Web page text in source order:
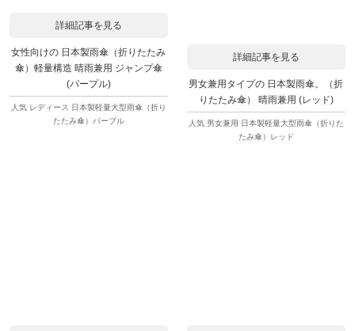
詳細記事を見る
女性向けの 日本製雨傘（折りたたみ
傘）軽量構造 晴雨兼用 ジャンプ傘
(パープル)
人気 レディース 日本製軽量大型雨傘（折り
たたみ傘）パープル
詳細記事を見る
男女兼用タイプの 日本製雨傘。（折
りたたみ傘） 晴雨兼用 (レッド)
人気 男女兼用 日本製軽量大型雨傘（折りた
たみ傘）レッド